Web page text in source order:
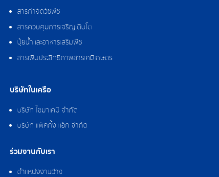
สารกำจัดวัชพืช
สารควบคุมการเจริญเติบโต
ปุ๋ยน้ำและอาหารเสริมพืช
สารเพิ่มประสิทธิภาพสารเคมีเกษตร
บริษัทในเครือ
บริษัท ไซมาเคมี จำกัด
บริษัท แพ็คกิ้ง แอ็ก จำกัด
ร่วมงานกับเรา
ตำแหน่งงานว่าง